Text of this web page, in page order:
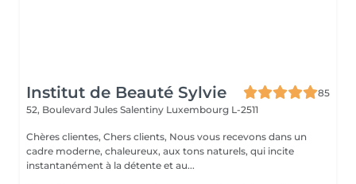
Institut de Beauté Sylvie
85
52, Boulevard Jules Salentiny Luxembourg L-2511
Chères clientes, Chers clients, Nous vous recevons dans un
cadre moderne, chaleureux, aux tons naturels, qui incite
instantanément à la détente et au...